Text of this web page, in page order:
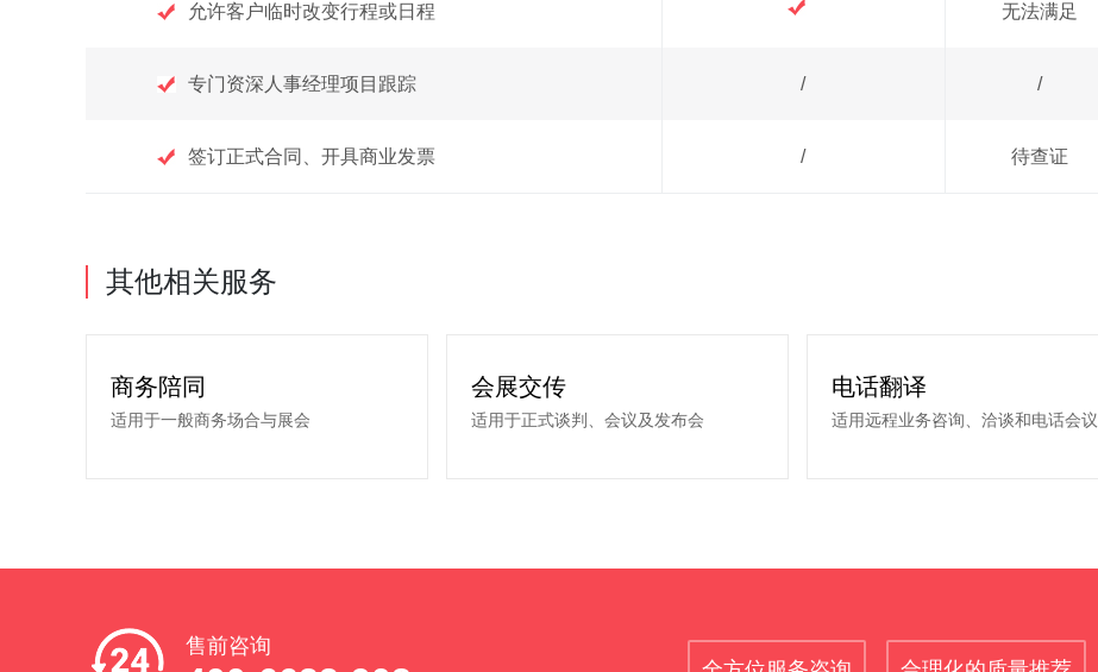
允许客户临时改变行程或日程 无法满足
专门资深人事经理项目跟踪 / /
签订正式合同、开具商业发票 / 待查证
其他相关服务
商务陪同
适用于一般商务场合与展会
会展交传
适用于正式谈判、会议及发布会
电话翻译
适用远程业务咨询、洽谈和电话会议
售前咨询